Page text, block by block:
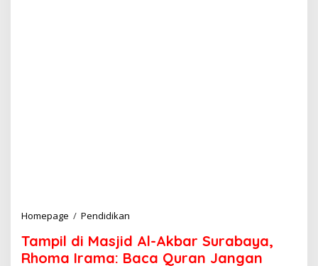
Homepage / Pendidikan
p
Tampil di Masjid Al-Akbar Surabaya,
Rhoma Irama: Baca Quran Jangan